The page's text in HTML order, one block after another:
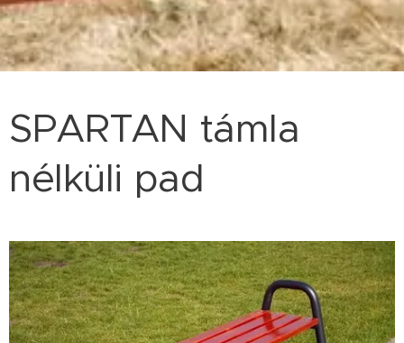
SPARTAN támla
nélküli pad